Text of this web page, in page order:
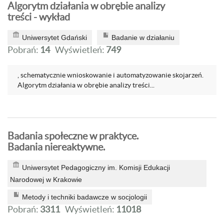
Algorytm działania w obrębie analizy
treści - wykład
Uniwersytet Gdański Badanie w działaniu
Pobrań: 14 Wyświetleń: 749
, schematycznie wnioskowanie i automatyzowanie skojarzeń.
Algorytm działania w obrębie analizy treści...
Badania społeczne w praktyce.
Badania niereaktywne.
Uniwersytet Pedagogiczny im. Komisji Edukacji
Narodowej w Krakowie
Metody i techniki badawcze w socjologii
Pobrań: 3311 Wyświetleń: 11018